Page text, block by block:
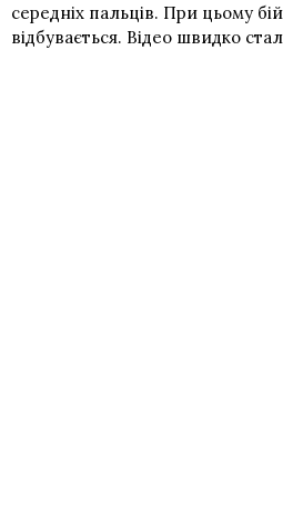
середніх пальців. При цьому
відбувається. Відео швидко